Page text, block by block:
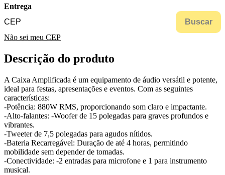
Entrega
Buscar
Não sei meu CEP
Descrição do produto
A Caixa Amplificada é um equipamento de áudio versátil e potente,
ideal para festas, apresentações e eventos. Com as seguintes
características:
-Potência: 880W RMS, proporcionando som claro e impactante.
-Alto-falantes: -Woofer de 15 polegadas para graves profundos e
vibrantes.
-Tweeter de 7,5 polegadas para agudos nítidos.
-Bateria Recarregável: Duração de até 4 horas, permitindo
mobilidade sem depender de tomadas.
-Conectividade: -2 entradas para microfone e 1 para instrumento
musical.